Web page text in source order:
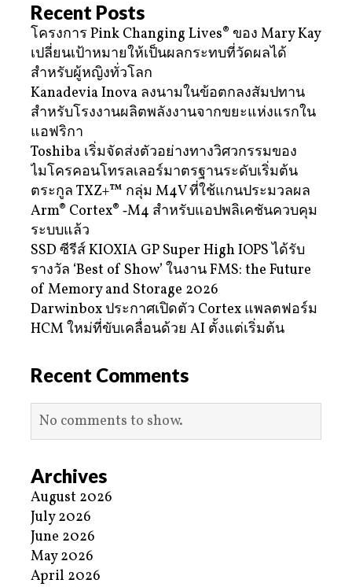
Recent Posts
โครงการ Pink Changing Lives® ของ Mary Kay
เปลี่ยนเป้าหมายให้เป็นผลกระทบที่วัดผลได้
สำหรับผู้หญิงทั่วโลก
Kanadevia Inova ลงนามในข้อตกลงสัมปทาน
สำหรับโรงงานผลิตพลังงานจากขยะแห่งแรกใน
แอฟริกา
Toshiba เริ่มจัดส่งตัวอย่างทางวิศวกรรมของ
ไมโครคอนโทรลเลอร์มาตรฐานระดับเริ่มต้น
ตระกูล TXZ+™ กลุ่ม M4V ที่ใช้แกนประมวลผล
Arm® Cortex® ‑M4 สำหรับแอปพลิเคชันควบคุม
ระบบแล้ว
SSD ซีรีส์ KIOXIA GP Super High IOPS ได้รับ
รางวัล ‘Best of Show’ ในงาน FMS: the Future
of Memory and Storage 2026
Darwinbox ประกาศเปิดตัว Cortex แพลตฟอร์ม
HCM ใหม่ที่ขับเคลื่อนด้วย AI ตั้งแต่เริ่มต้น
Recent Comments
No comments to show.
Archives
August 2026
July 2026
June 2026
May 2026
April 2026